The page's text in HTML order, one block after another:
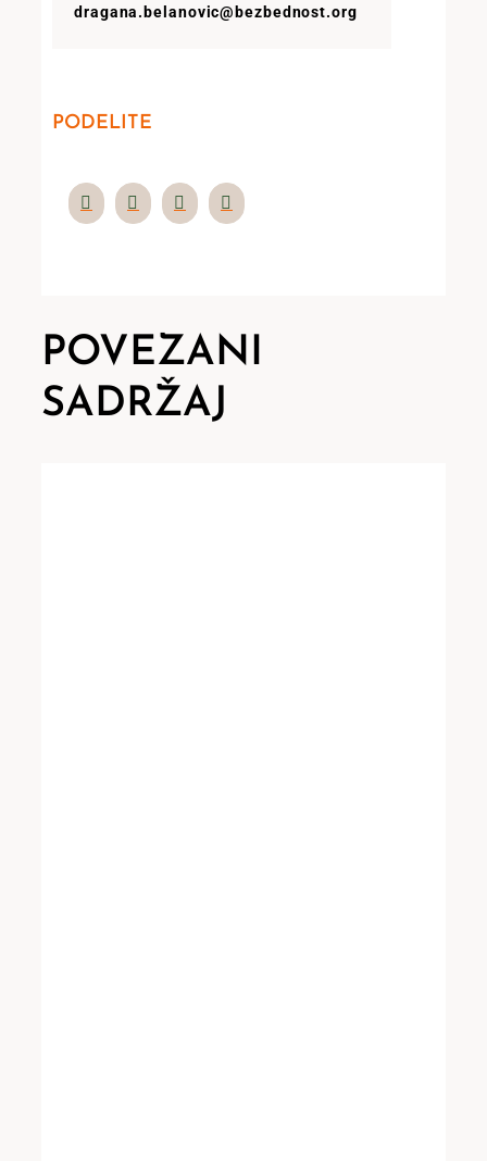
dragana.belanovic@bezbednost.org
PODELITE
POVEZANI
SADRŽAJ